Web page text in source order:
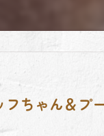
フちゃん＆プ